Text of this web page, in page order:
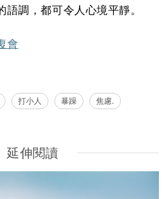
語調，都可令人心境平靜。
會
打小人 暴躁
焦慮.
延伸閱讀